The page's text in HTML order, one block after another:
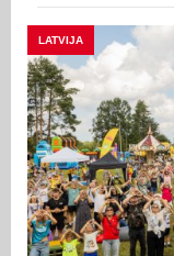
LATVIJA